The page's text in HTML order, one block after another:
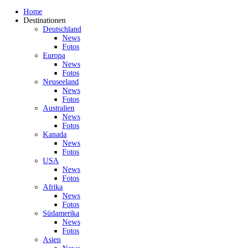
Home
Destinationen
Deutschland
News
Fotos
Europa
News
Fotos
Neuseeland
News
Fotos
Australien
News
Fotos
Kanada
News
Fotos
USA
News
Fotos
Afrika
News
Fotos
Südamerika
News
Fotos
Asien